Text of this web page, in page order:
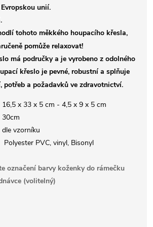
unií.
tohoto měkkého houpacího křesla,
pomůže relaxovat!
má područky a je vyrobeno z odolného
křeslo je pevné, robustní a splňuje
potřeb a požadavků ve zdravotnictví.
16,5 x 33 x 5 cm - 4,5 x 9 x 5 cm
30cm
dle vzorníku
Polyester PVC, vinyl, Bisonyl
označení barvy koženky do rámečku
(volitelný)